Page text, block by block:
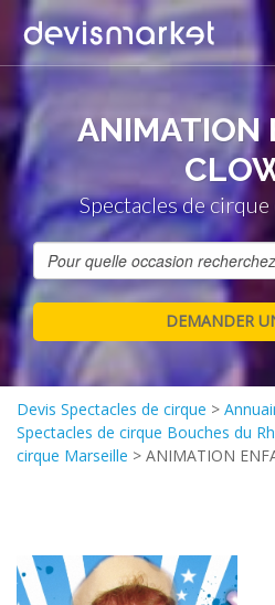
ANIMATION
Spectacles de
Devis Spectacles de cirque >
Spectacles de cirque Bouches du
cirque Marseille > ANIMATION